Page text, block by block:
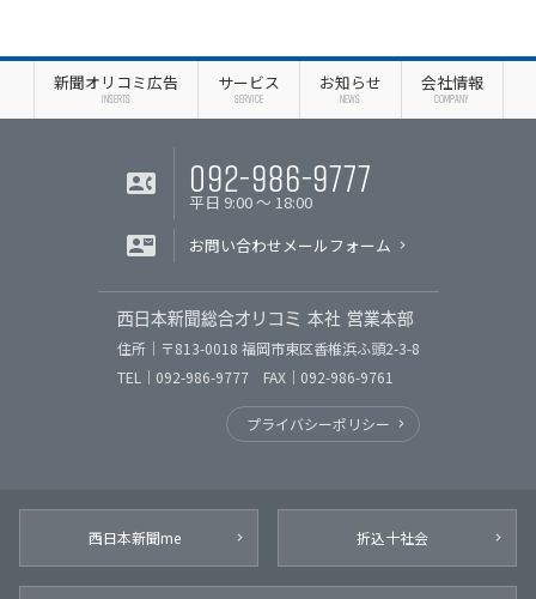
新聞オリコミ広告
INSERTS
サービス
SERVICE
お知らせ
NEWS
会社情報
COMPANY
西日本新聞総合オリコミ 本社 営業本部
住所｜〒813-0018 福岡市東区香椎浜ふ頭2-3-8
TEL｜092-986-9777 FAX｜092-986-9761
プライバシーポリシー
092-986-9777
平日 9:00 〜 18:00
お問い合わせメールフォーム
西日本新聞me 折込十社会